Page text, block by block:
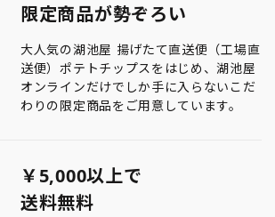
限定商品が勢ぞろい
大人気の湖池屋 揚げたて直送便（工場直
送便）ポテトチップスをはじめ、湖池屋
オンラインだけでしか手に入らないこだ
わりの限定商品をご用意しています。
￥5,000以上で
送料無料